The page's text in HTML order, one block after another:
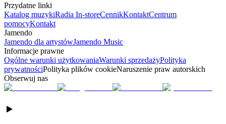
Przydatne linki
Katalog muzykiRadia In-storeCennikKontaktCentrum
pomocyKontakt
Jamendo
Jamendo dla artystówJamendo Music
Informacje prawne
Ogólne warunki użytkowaniaWarunki sprzedażyPolityka
prywatnościPolityka plików cookieNaruszenie praw autorskich
Obserwuj nas